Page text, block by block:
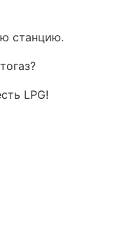
станцию.
LPG!